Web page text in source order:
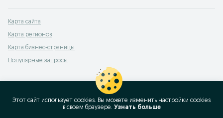
Карта сайта
Карта регионов
Карта бизнес-страницы
Популярные запросы
Этот сайт использует cookies. Вы можете изменить настройки cookies
в своeм браузере. Узнать больше